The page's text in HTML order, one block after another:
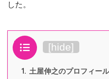
した。
目次 [hide]
1. 土屋伸之のプロフィール